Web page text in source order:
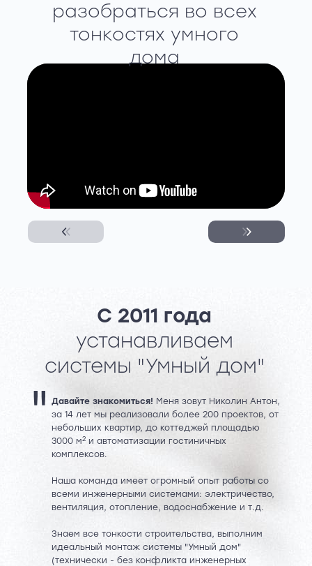
разобраться во всех
тонкостях умного
дома
С 2011 года
устанавливаем
системы "Умный дом"
Давайте знакомиться! Меня зовут Николин Антон,
за 14 лет мы реализовали более 200 проектов, от
небольших квартир, до коттеджей площадью
3000 м2 и автоматизации гостиничных
комплексов.
Наша команда имеет огромный опыт работы со
всеми инженерными системами: электричество,
вентиляция, отопление, водоснабжение и т.д.
Знаем все тонкости строительства, выполним
идеальный монтаж системы "Умный дом"
(технически - без конфликта инженерных
"